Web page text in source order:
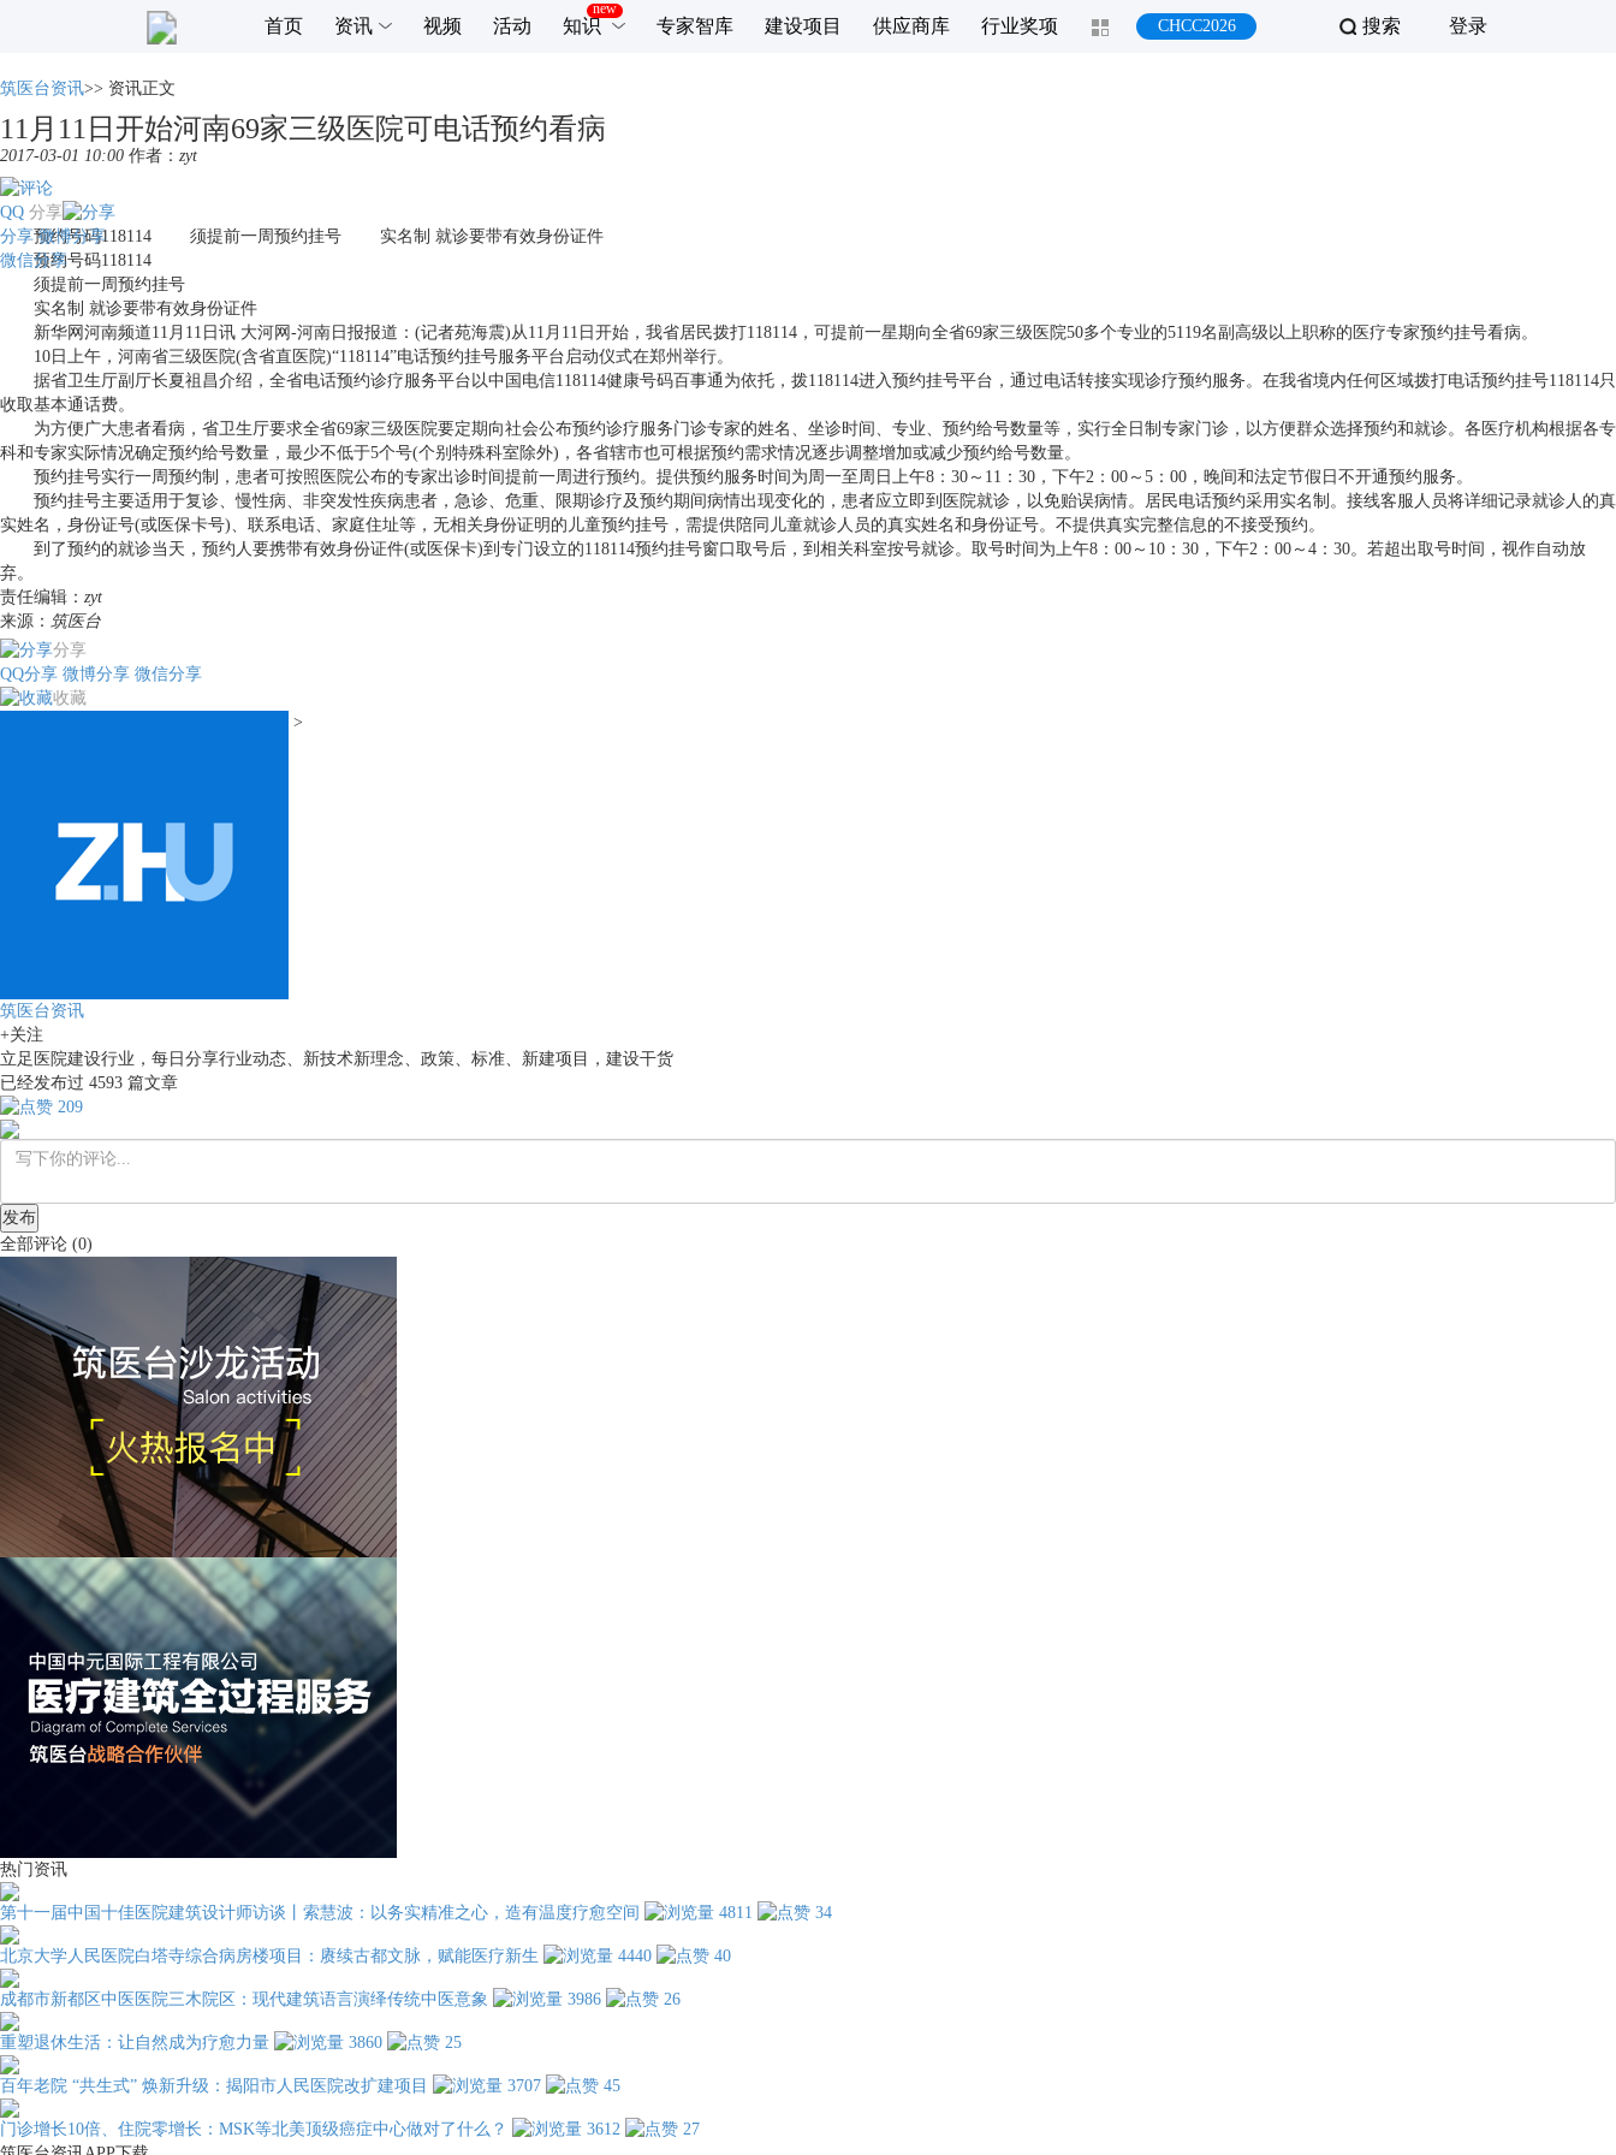
登录
搜索
首页 资讯 视频 活动 知识 专家智库 建设项目 供应商库 行业奖项 CHCC2026
筑医台资讯>> 资讯正文
11月11日开始河南69家三级医院可电话预约看病
2017-03-01 10:00 作者： zyt
分享
QQ
分享 微博分享
微信分享
预约号码118114 须提前一周预约挂号 实名制 就诊要带有效身份证件
预约号码118114
须提前一周预约挂号
实名制 就诊要带有效身份证件
新华网河南频道11月11日讯 大河网-河南日报报道：(记者苑海震)从11月11日开始，我省居民拨打118114，可提前一星期向全省69家三级医院50多个专业的5119名副高级以上职称的医疗专家预约挂号看病。
10日上午，河南省三级医院(含省直医院)“118114”电话预约挂号服务平台启动仪式在郑州举行。
据省卫生厅副厅长夏祖昌介绍，全省电话预约诊疗服务平台以中国电信118114健康号码百事通为依托，拨118114进入预约挂号平台，通过电话转接实现诊疗预约服务。在我省境内任何区域拨打电话预约挂号118114只
收取基本通话费。
为方便广大患者看病，省卫生厅要求全省69家三级医院要定期向社会公布预约诊疗服务门诊专家的姓名、坐诊时间、专业、预约给号数量等，实行全日制专家门诊，以方便群众选择预约和就诊。各医疗机构根据各专
科和专家实际情况确定预约给号数量，最少不低于5个号(个别特殊科室除外)，各省辖市也可根据预约需求情况逐步调整增加或减少预约给号数量。
预约挂号实行一周预约制，患者可按照医院公布的专家出诊时间提前一周进行预约。提供预约服务时间为周一至周日上午8：30～11：30，下午2：00～5：00，晚间和法定节假日不开通预约服务。
预约挂号主要适用于复诊、慢性病、非突发性疾病患者，急诊、危重、限期诊疗及预约期间病情出现变化的，患者应立即到医院就诊，以免贻误病情。居民电话预约采用实名制。接线客服人员将详细记录就诊人的真
实姓名，身份证号(或医保卡号)、联系电话、家庭住址等，无相关身份证明的儿童预约挂号，需提供陪同儿童就诊人员的真实姓名和身份证号。不提供真实完整信息的不接受预约。
到了预约的就诊当天，预约人要携带有效身份证件(或医保卡)到专门设立的118114预约挂号窗口取号后，到相关科室按号就诊。取号时间为上午8：00～10：30，下午2：00～4：30。若超出取号时间，视作自动放
弃。
责任编辑： zyt
来源： 筑医台
分享
QQ分享 微博分享 微信分享
收藏
>
筑医台资讯
+关注
立足医院建设行业，每日分享行业动态、新技术新理念、政策、标准、新建项目，建设干货
已经发布过 4593 篇文章
209
发布
全部评论 (0)
热门资讯
第十一届中国十佳医院建筑设计师访谈丨索慧波：以务实精准之心，造有温度疗愈空间 4811 34
北京大学人民医院白塔寺综合病房楼项目：赓续古都文脉，赋能医疗新生 4440 40
成都市新都区中医医院三木院区：现代建筑语言演绎传统中医意象 3986 26
重塑退休生活：让自然成为疗愈力量 3860 25
百年老院 “共生式” 焕新升级：揭阳市人民医院改扩建项目 3707 45
门诊增长10倍、住院零增长：MSK等北美顶级癌症中心做对了什么？ 3612
27